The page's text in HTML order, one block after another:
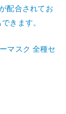
配合されてお
きます。
マスク 全種セ